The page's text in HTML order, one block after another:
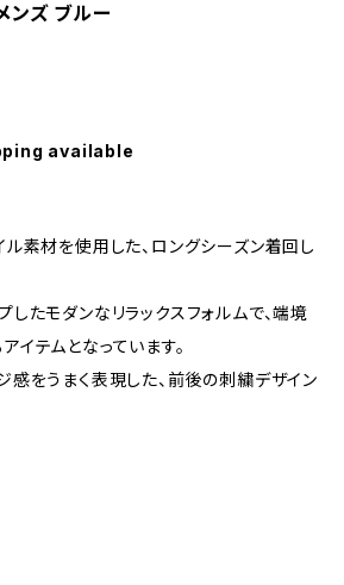
ズ ブルー
available
ル素材を使用した、ロングシーズン着回し
したモダンなリラックスフォルムで、端境
イテムとなっています。
感をうまく表現した、前後の刺繍デザイン